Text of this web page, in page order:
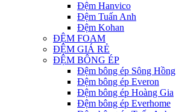
Đệm Hanvico
Đệm Tuấn Anh
Đệm Kohan
ĐỆM FOAM
ĐỆM GIÁ RẺ
ĐỆM BÔNG ÉP
Đệm bông ép Sông Hồng
Đệm bông ép Everon
Đệm bông ép Hoàng Gia
Đệm bông ép Everhome